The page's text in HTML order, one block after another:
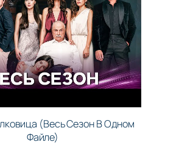
(Весь Сезон В Одном
Файле)